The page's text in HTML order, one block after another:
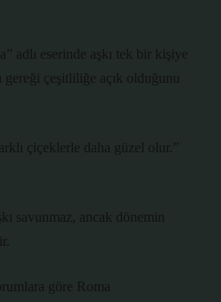
adlı eserinde aşkı tek bir kişiye
gereği çeşitliliğe açık olduğunu
çiçeklerle daha güzel olur.”
savunmaz, ancak dönemin
göre Roma